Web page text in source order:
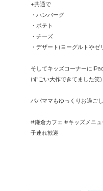
+共通で
・ハンバーグ
・ポテト
・チーズ
・デザート(ヨーグルトやゼ
そしてキッズコーナーに
(すごい大作できてました笑)
パパママもゆっくりお過ご
#鎌倉カフェ #キッズメニ
子連れ歓迎